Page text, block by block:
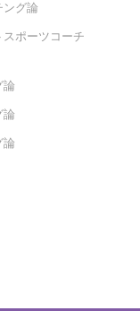
グ論
ポーツコーチ
論
論
論